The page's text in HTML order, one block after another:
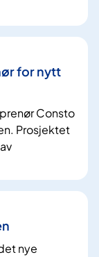
for nytt
Consto
Prosjektet
nye